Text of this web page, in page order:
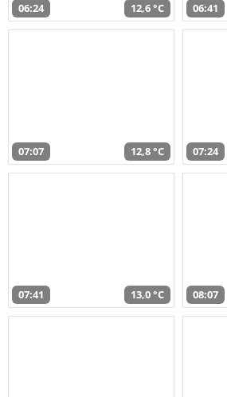
06:24 12,6 °C 06:41
07:07 12,8 °C 07:24
07:41 13,0 °C 08:07